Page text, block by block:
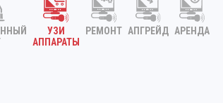
УЗИ
АППАРАТЫ
РЕМОНТ АПГРЕЙД АРЕНДА